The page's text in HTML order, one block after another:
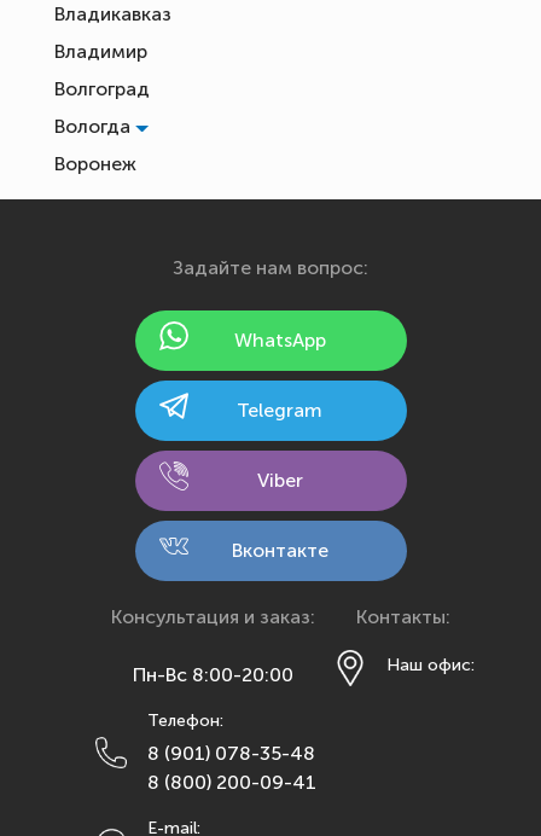
Владикавказ
Владимир
Волгоград
Вологда
Воронеж
Екатеринбург
Йошкар-Ола
Калининград
Кемерово
Кострома
Краснодар
Красноярск
Махачкала
Москва
Задайте нам вопрос:
WhatsApp
Telegram
Viber
Вконтакте
Консультация и заказ:
Пн-Вс 8:00-20:00
Телефон:
8 (901) 078-35-48
8 (800) 200-09-41
E-mail:
Контакты:
Наш офис: